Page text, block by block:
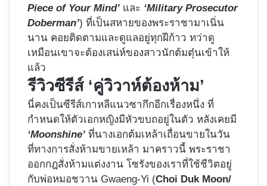
Piece of Your Mind’ และ ‘Military Prosecutor
Doberman’) ที่เป็นสหายของพระราชามาเนิ่น
นาน คอยติดตามและดูแลอยู่ทุกฝีก้าว ทว่าดู
เหมือนเขาจะต้องเสน่ห์ของสาวนักต้มตุ๋นเข้าให้
แล้ว
รีวิวซีรีส์ ‘คู่วิวาห์ต้องห้าม’
นี่คงเป็นซีรีส์เกาหลีแนวซากึกอีกเรื่องหนึ่ง ที่
กำหนดให้ตัวเอกหญิงมีหัวขบถอยู่ในตัว หลังเคยมี
‘Moonshine’ ที่นางเอกต้มเหล้าเถื่อนขายในวัน
ที่ทางการสั่งห้ามขายเหล้า มาคราวนี้ พระราชา
ออกกฎสั่งห้ามแต่งงาน โซรังของเราที่ใช้ชีวิตอยู่
กับพ่อหมอชวาน Gwaeng-Yi (Choi Duk Moon/